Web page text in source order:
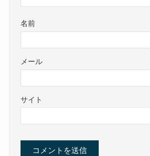
名前
メール
サイト